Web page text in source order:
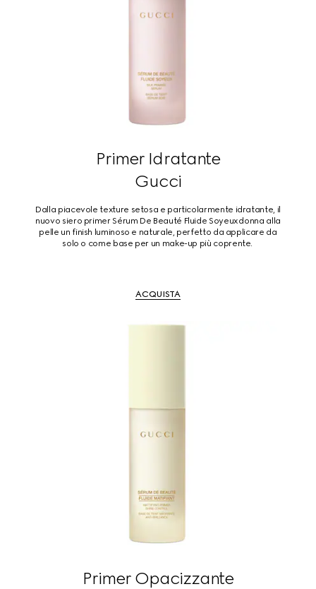
Primer Idratante
Gucci
Dalla piacevole texture setosa e particolarmente idratante, il
nuovo siero primer Sérum De Beauté Fluide Soyeux donna alla
pelle un finish luminoso e naturale, perfetto da applicare da
solo o come base per un make-up più coprente.
ACQUISTA
Primer Opacizzante